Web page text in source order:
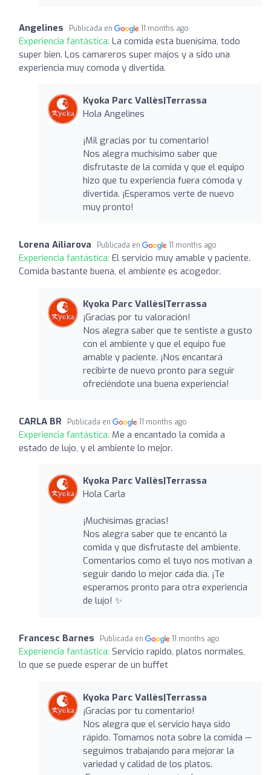
Angelines Publicada en 11 months ago
Experiencia fantástica: La comida esta buenísima, todo
super bien. Los camareros super majos y a sido una
experiencia muy comoda y divertida.
Kyoka Parc Vallès|Terrassa
Hola Angelines
¡Mil gracias por tu comentario!
Nos alegra muchísimo saber que
disfrutaste de la comida y que el equipo
hizo que tu experiencia fuera cómoda y
divertida. ¡Esperamos verte de nuevo
muy pronto!
Lorena Ailiarova Publicada en 11 months ago
Experiencia fantástica: El servicio muy amable y paciente.
Comida bastante buena, el ambiente es acogedor.
Kyoka Parc Vallès|Terrassa
¡Gracias por tu valoración!
Nos alegra saber que te sentiste a gusto
con el ambiente y que el equipo fue
amable y paciente. ¡Nos encantará
recibirte de nuevo pronto para seguir
ofreciéndote una buena experiencia!
CARLA BR Publicada en 11 months ago
Experiencia fantástica: Me a encantado la comida a
estado de lujo, y el ambiente lo mejor.
Kyoka Parc Vallès|Terrassa
Hola Carla
¡Muchísimas gracias!
Nos alegra saber que te encantó la
comida y que disfrutaste del ambiente.
Comentarios como el tuyo nos motivan a
seguir dando lo mejor cada día. ¡Te
esperamos pronto para otra experiencia
de lujo! ✨
Francesc Barnes Publicada en 11 months ago
Experiencia fantástica: Servicio rapido, platos normales,
lo que se puede esperar de un buffet
Kyoka Parc Vallès|Terrassa
¡Gracias por tu comentario!
Nos alegra que el servicio haya sido
rápido. Tomamos nota sobre la comida —
seguimos trabajando para mejorar la
variedad y calidad de los platos.